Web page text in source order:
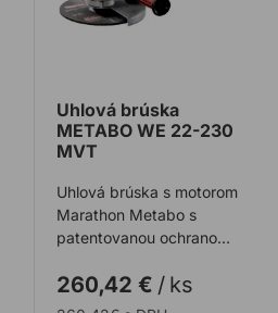
Uhlová brúska
METABO WE 22-230
MVT
Uhlová brúska s motorom
Marathon Metabo s
patentovanou ochranou
životnosť ...
260,42 € / ks